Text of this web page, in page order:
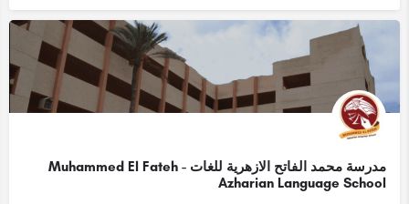
مدرسة محمد الفاتح الازهرية للغات - Muhammed El Fateh
Azharian Language School